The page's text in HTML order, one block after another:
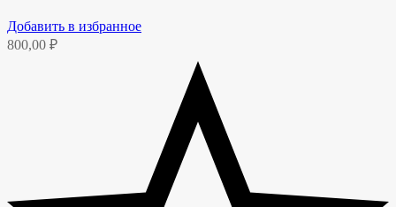
Добавить в избранное
800,00 ₽